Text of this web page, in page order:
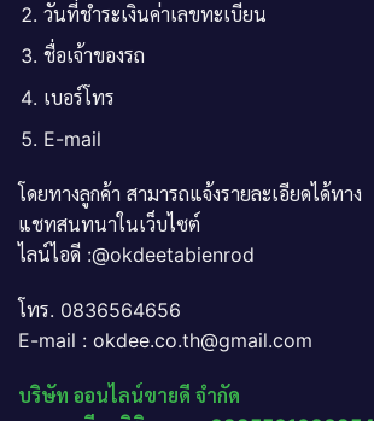
วันที่ชำระเงินค่าเลขทะเบียน
ชื่อเจ้าของรถ
เบอร์โทร
E-mail
โดยทางลูกค้า สามารถแจ้งรายละเอียดได้ทาง
แชทสนทนาในเว็บไซต์
ไลน์ไอดี :@okdeetabienrod
โทร. 0836564656
E-mail : okdee.co.th@gmail.com
บริษัท ออนไลน์ขายดี จำกัด